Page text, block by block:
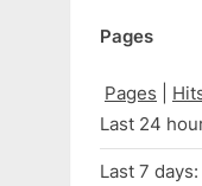
Pages
Pages
Last 24
Last 7 days: